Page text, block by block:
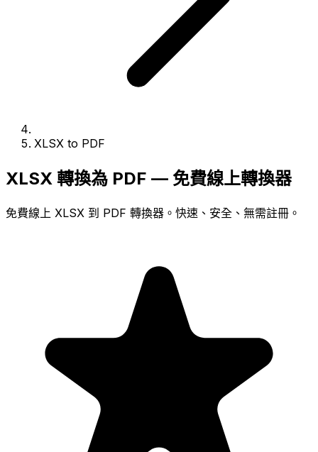
XLSX to PDF
XLSX 轉換為 PDF — 免費線上轉換器
免費線上 XLSX 到 PDF 轉換器。快速、安全、無需註冊。